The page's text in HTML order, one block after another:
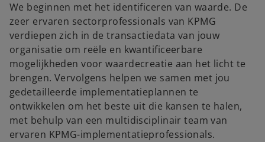
We beginnen met het identificeren van waarde. De
zeer ervaren sectorprofessionals van KPMG
verdiepen zich in de transactiedata van jouw
organisatie om reële en kwantificeerbare
mogelijkheden voor waardecreatie aan het licht te
brengen. Vervolgens helpen we samen met jou
gedetailleerde implementatieplannen te
ontwikkelen om het beste uit die kansen te halen,
met behulp van een multidisciplinair team van
ervaren KPMG-implementatieprofessionals.